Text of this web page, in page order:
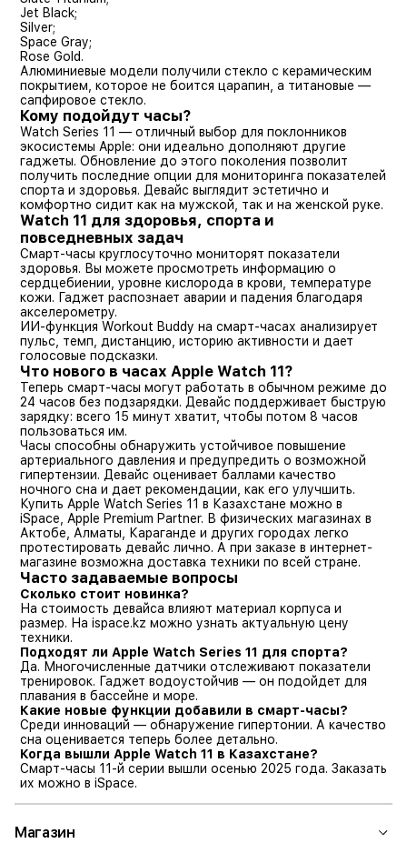
Jet Black;
Silver;
Space Gray;
Rose Gold.
Алюминиевые модели получили стекло с керамическим
покрытием, которое не боится царапин, а титановые —
сапфировое стекло.
Кому подойдут часы?
Watch Series 11 — отличный выбор для поклонников
экосистемы Apple: они идеально дополняют другие
гаджеты. Обновление до этого поколения позволит
получить последние опции для мониторинга показателей
спорта и здоровья. Девайс выглядит эстетично и
комфортно сидит как на мужской, так и на женской руке.
Watch 11 для здоровья, спорта и
повседневных задач
Смарт-часы круглосуточно мониторят показатели
здоровья. Вы можете просмотреть информацию о
сердцебиении, уровне кислорода в крови, температуре
кожи. Гаджет распознает аварии и падения благодаря
акселерометру.
ИИ-функция Workout Buddy на смарт-часах анализирует
пульс, темп, дистанцию, историю активности и дает
голосовые подсказки.
Что нового в часах Apple Watch 11?
Теперь смарт-часы могут работать в обычном режиме до
24 часов без подзарядки. Девайс поддерживает быструю
зарядку: всего 15 минут хватит, чтобы потом 8 часов
пользоваться им.
Часы способны обнаружить устойчивое повышение
артериального давления и предупредить о возможной
гипертензии. Девайс оценивает баллами качество
ночного сна и дает рекомендации, как его улучшить.
Купить Apple Watch Series 11 в Казахстане можно в
iSpace, Apple Premium Partner. В физических магазинах в
Актобе, Алматы, Караганде и других городах легко
протестировать девайс лично. А при заказе в интернет-
магазине возможна доставка техники по всей стране.
Часто задаваемые вопросы
Сколько стоит новинка?
На стоимость девайса влияют материал корпуса и
размер. На ispace.kz можно узнать актуальную цену
техники.
Подходят ли Apple Watch Series 11 для спорта?
Да. Многочисленные датчики отслеживают показатели
тренировок. Гаджет водоустойчив — он подойдет для
плавания в бассейне и море.
Какие новые функции добавили в смарт-часы?
Среди инноваций — обнаружение гипертонии. А качество
сна оценивается теперь более детально.
Когда вышли Apple Watch 11 в Казахстане?
Смарт-часы 11-й серии вышли осенью 2025 года. Заказать
их можно в iSpace.
Магазин